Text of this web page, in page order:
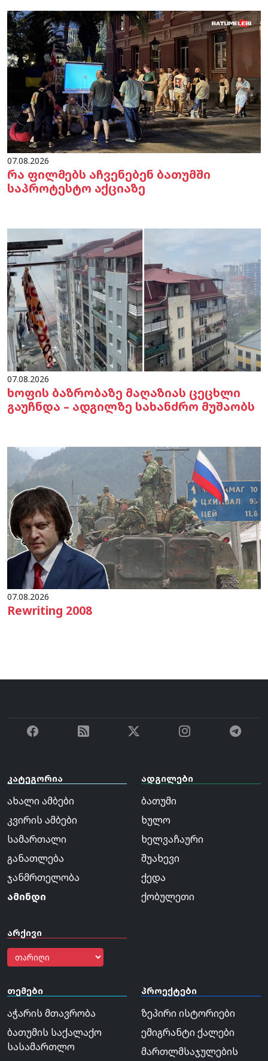
07.08.2026
რა ფილმებს აჩვენებენ ბათუმში
საპროტესტო აქციაზე
07.08.2026
ხოფის ბაზრობაზე მაღაზიას ცეცხლი
გაუჩნდა – ადგილზე სახანძრო მუშაობს
07.08.2026
Rewriting 2008
კატეგორია
ახალი ამბები
კვირის ამბები
სამართალი
განათლება
ჯანმრთელობა
ამინდი
არქივი
ადგილები
ბათუმი
ხულო
ხელვაჩაური
შუახევი
ქედა
ქობულეთი
თემები
აჭარის მთავრობა
ბათუმის საქალაქო
სასამართლო
პროექტები
ზეპირი ისტორიები
ემიგრანტი ქალები
მართლმსაჯულების